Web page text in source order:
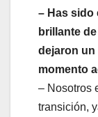
– Has sido
brillante
dejaron un
momento
– Nosotros
transición,